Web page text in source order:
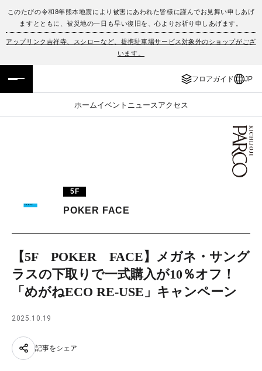
このたびの令和8年熊本地震により被害にあわれた皆様に謹んでお見舞い申しあげ
ますとともに、被災地の一日も早い復旧を、心よりお祈り申しあげます。
アップリンク吉祥寺、スシローなど、提携駐車場サービス対象外のショップがござ
います。
フロアガイド JP
ホームイベント ニュース アクセス
フロアガイド
イベント・ポップアップ
ニュース
PARCOメンバーズ
ENGLISH
簡体字
한국어
5F
POKER FACE
【5F POKER FACE】メガネ・サング
ラスの下取りで一式購入が10％オフ！
「めがねECO RE-USE」キャンペーン
2025.10.19
記事をシェア